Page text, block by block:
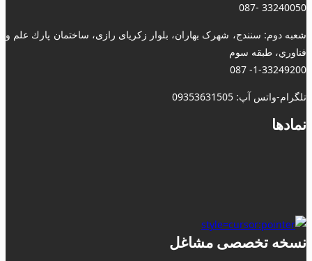
33240050 -087
شعبه دوم: سنندج، شهرک بهاران، بلوار زکریای رازی، ساختمان پارك علم و
فناوري، طبقه سوم
1-33249200- 087
تلگرام-واتس آپ: 09353631505
نمادها
نسخه تخصصی مشاغل